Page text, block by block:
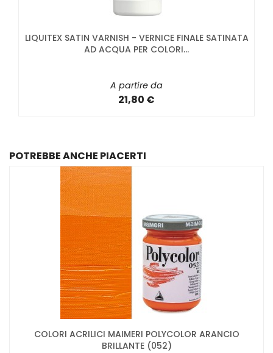
LIQUITEX SATIN VARNISH - VERNICE FINALE SATINATA
AD ACQUA PER COLORI...
A partire da
21,80 €
POTREBBE ANCHE PIACERTI
COLORI ACRILICI MAIMERI POLYCOLOR ARANCIO
BRILLANTE (052)